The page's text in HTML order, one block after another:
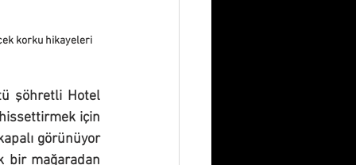
korku hikayeleri
şöhretli Hotel
için
görünüyor
bir mağaradan